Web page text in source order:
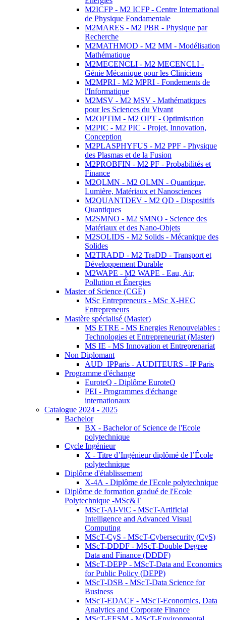
M2ICFP - M2 ICFP - Centre International
de Physique Fondamentale
M2MARES - M2 PBR - Physique par
Recherche
M2MATHMOD - M2 MM - Modélisation
Mathématique
M2MECENCLI - M2 MECENCLI -
Génie Mécanique pour les Cliniciens
M2MPRI - M2 MPRI - Fondements de
l'Informatique
M2MSV - M2 MSV - Mathématiques
pour les Sciences du Vivant
M2OPTIM - M2 OPT - Optimisation
M2PIC - M2 PIC - Projet, Innovation,
Conception
M2PLASPHYFUS - M2 PPF - Physique
des Plasmas et de la Fusion
M2PROBFIN - M2 PF - Probabilités et
Finance
M2QLMN - M2 QLMN - Quantique,
Lumière, Matériaux et Nanosciences
M2QUANTDEV - M2 QD - Dispositifs
Quantiques
M2SMNO - M2 SMNO - Science des
Matériaux et des Nano-Objets
M2SOLIDS - M2 Solids - Mécanique des
Solides
M2TRADD - M2 TraDD - Transport et
Développement Durable
M2WAPE - M2 WAPE - Eau, Air,
Pollution et Énergies
Master of Science (CGE)
MSc Entrepreneurs - MSc X-HEC
Entrepreneurs
Mastère spécialisé (Master)
MS ETRE - MS Energies Renouvelables :
Technologies et Entrepreneuriat (Master)
MS IE - MS Innovation et Entreprenariat
Non Diplomant
AUD_IPParis - AUDITEURS - IP Paris
Programme d'échange
EuroteQ - Diplôme EuroteQ
PEI - Programmes d'échange
internationaux
Catalogue 2024 - 2025
Bachelor
BX - Bachelor of Science de l'Ecole
polytechnique
Cycle Ingénieur
X - Titre d’Ingénieur diplômé de l’École
polytechnique
Diplôme d'établissement
X-4A - Diplôme de l'Ecole polytechnique
Diplôme de formation gradué de l'Ecole
Polytechnique -MSc&T
MScT-AI-ViC - MScT-Artificial
Intelligence and Advanced Visual
Computing
MScT-CyS - MScT-Cybersecurity (CyS)
MScT-DDDF - MScT-Double Degree
Data and Finance (DDDF)
MScT-DEPP - MScT-Data and Economics
for Public Policy (DEPP)
MScT-DSB - MScT-Data Science for
Business
MScT-EDACF - MScT-Economics, Data
Analytics and Corporate Finance